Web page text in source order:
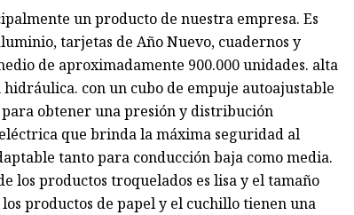
un producto de nuestra empresa. Es
tarjetas de Año Nuevo, cuadernos y
de aproximadamente 900.000 unidades. alta
con un cubo de empuje autoajustable
para obtener una presión y distribución
que brinda la máxima seguridad al
tanto para conducción baja como media.
los productos troquelados es lisa y el tamaño
productos de papel y el cuchillo tienen una